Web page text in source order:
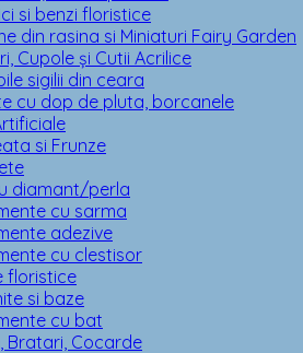
si benzi floristice
din rasina si Miniaturi Fairy Garden
Cupole și Cutii Acrilice
sigilii din ceara
cu dop de pluta, borcanele
si Frunze
diamant/perla
cu sarma
adezive
cu clestisor
floristice
si baze
cu bat
Bratari, Cocarde